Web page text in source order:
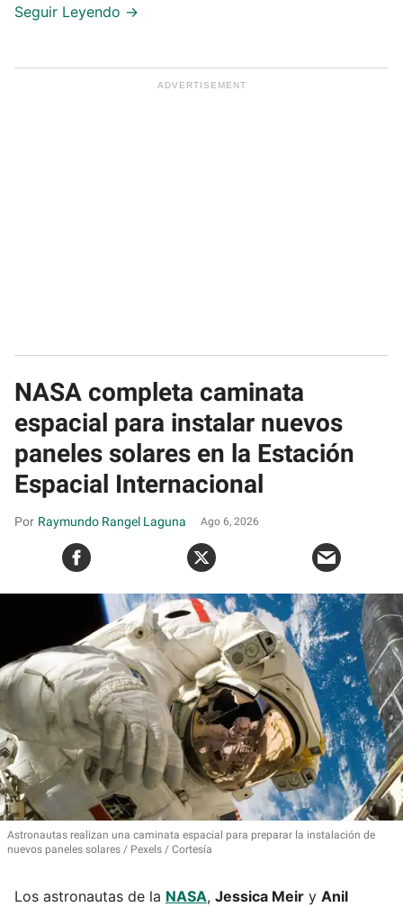
NASA completa caminata
espacial para instalar nuevos
paneles solares en la Estación
Espacial Internacional
Raymundo Rangel Laguna Ago 6, 2026
Astronautas realizan una caminata espacial para preparar la instalación de
nuevos paneles solares
Pexels / Cortesía
Los astronautas de la NASA, Jessica Meir y Anil